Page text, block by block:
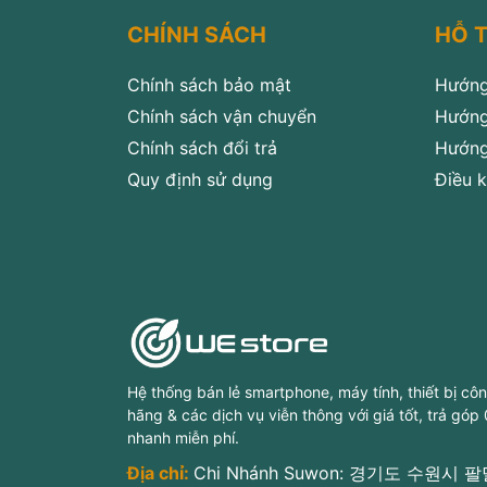
CHÍNH SÁCH
Chính sách bảo mật
Chính sách vận chuyển
Chính sách đổi trả
Quy định sử dụng
HỖ
Điều
Hệ thống bán lẻ smartphone, máy tính, thiết bị
hãng & các dịch vụ viễn thông với giá tốt, trả góp
nhanh miễn phí.
Địa chỉ: Chi Nhánh Suwon: 경기도 수원시 팔